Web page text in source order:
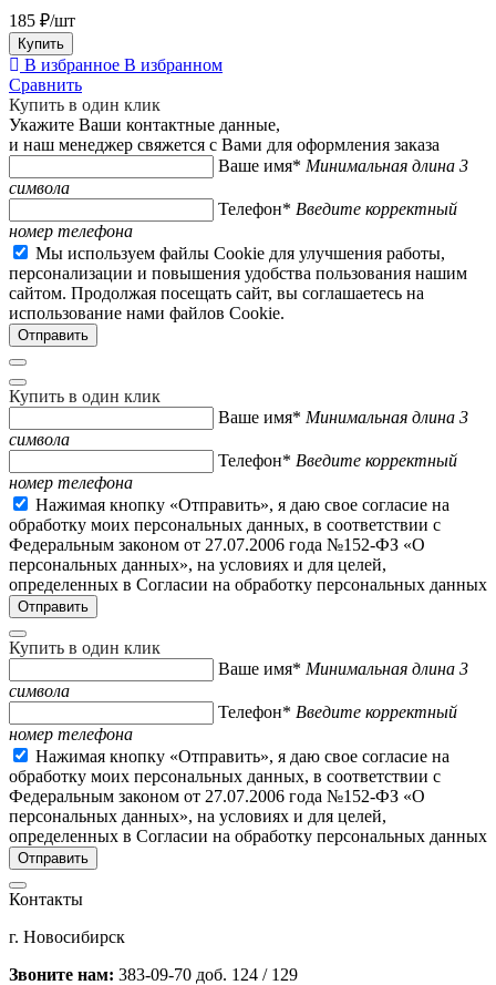
185 ₽/шт
Купить
В избранное В избранном
Сравнить
Купить в один клик
Укажите Ваши контактные данные,
и наш менеджер свяжется с Вами для оформления заказа
Ваше имя* Минимальная длина 3
символа
Телефон* Введите корректный
номер телефона
Мы используем файлы Cookie для улучшения работы,
персонализации и повышения удобства пользования нашим
сайтом. Продолжая посещать сайт, вы соглашаетесь на
использование нами файлов Cookie.
Купить в один клик
Ваше имя* Минимальная длина 3
символа
Телефон* Введите корректный
номер телефона
Нажимая кнопку «Отправить», я даю свое согласие на
обработку моих персональных данных, в соответствии с
Федеральным законом от 27.07.2006 года №152-ФЗ «О
персональных данных», на условиях и для целей,
определенных в Согласии на обработку персональных данных
Купить в один клик
Ваше имя* Минимальная длина 3
символа
Телефон* Введите корректный
номер телефона
Нажимая кнопку «Отправить», я даю свое согласие на
обработку моих персональных данных, в соответствии с
Федеральным законом от 27.07.2006 года №152-ФЗ «О
персональных данных», на условиях и для целей,
определенных в Согласии на обработку персональных данных
Контакты
г. Новосибирск
Звоните нам: 383-09-70 доб. 124 / 129